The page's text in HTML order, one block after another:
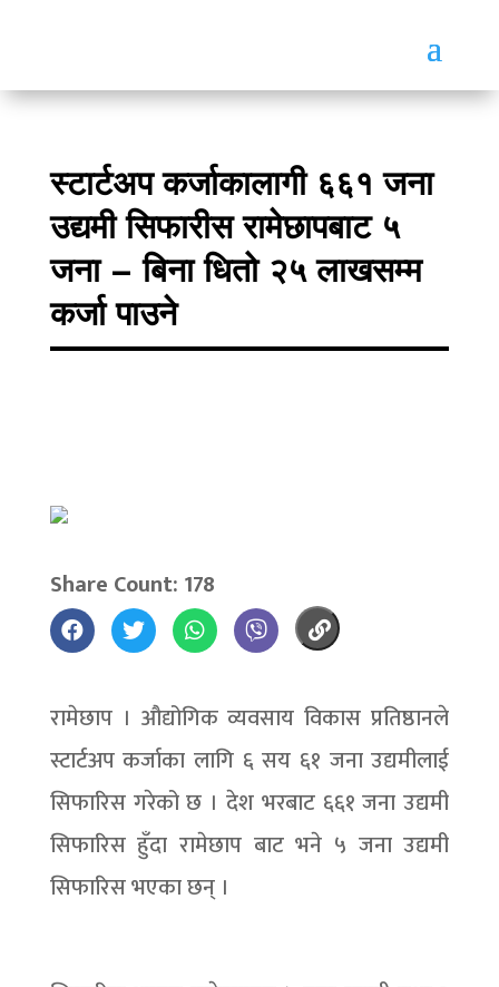
स्टार्टअप कर्जाकालागी ६६१ जना
उद्यमी सिफारीस रामेछापबाट ५
जना – बिना धितो २५ लाखसम्म
कर्जा पाउने
Share Count: 178
रामेछाप । औद्योगिक व्यवसाय विकास प्रतिष्ठानले
स्टार्टअप कर्जाका लागि ६ सय ६१ जना उद्यमीलाई
सिफारिस गरेको छ । देश भरबाट ६६१ जना उद्यमी
सिफारिस हुँदा रामेछाप बाट भने ५ जना उद्यमी
सिफारिस भएका छन् ।